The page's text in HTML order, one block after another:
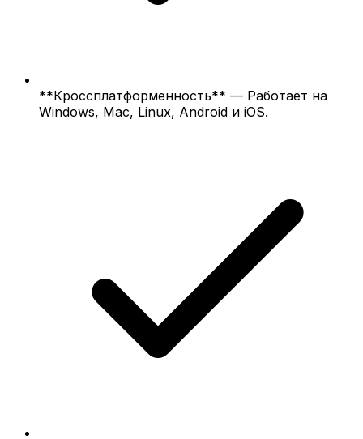
**Кроссплатформенность** — Работает на
Windows, Mac, Linux, Android и iOS.